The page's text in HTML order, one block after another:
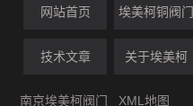
网站首页 埃美柯铜阀门
技术文章 关于埃美柯
南京埃美柯阀门 XML地图